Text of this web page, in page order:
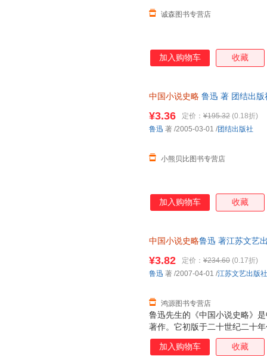
诚森图书专营店
加入购物车 收藏
中国小说史略 鲁迅 著 团结出
¥3.36 定价： ¥195.32 (0.18折)
小熊贝比图书专营店
鲁迅 著 /2005-03-01 /团结出版社
加入购物车 收藏
中国小说史略鲁迅 著江苏文艺
鲁迅先生的《中国小说史略》
著作。它初版于二十世纪二十
精辟的论断，深受学术界的推
中国通俗文学史的经典著作。
¥3.82 定价： ¥234.60 (0.17折)
鸿源图书专营店
鲁迅 著 /2007-04-01 /江苏文艺出版社
加入购物车 收藏